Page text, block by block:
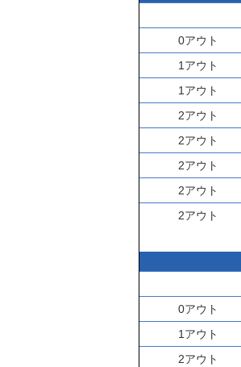
0アウト
1アウト
1アウト
2アウト
2アウト
2アウト
2アウト
2アウト
0アウト
1アウト
2アウト